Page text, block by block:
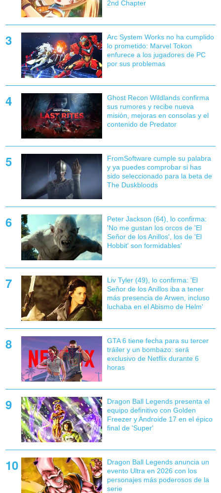
2nd Chapter
Arc System Works no ha cumplido
lo prometido: Marvel Tokon
enfurece a los jugadores de PC
por sus problemas
Ghost Recon Wildlands confirma
sus rumores y recibe nueva
misión, mejoras en consolas y el
contenido de Predator
FromSoftware cumple su palabra
y ya puedes comprobar si has
sido seleccionado para la beta de
The Duskbloods
Peter Jackson (64), lo confirma:
'No me gustan los orcos de 'El
Señor de los Anillos', los de 'El
Hobbit' son formidables'
Liv Tyler (49), lo confirma: 'El
Señor de los Anillos iba a tener
más presencia de Arwen, incluso
luchaba en el Abismo de Helm'
GTA 6 tiene fecha para su tercer
tráiler y un bombazo: será
exclusivo de Netflix durante 6
horas
Dragon Ball Legends presenta el
equipo definitivo con Golden
Freezer y Androide 17 en el épico
final de 'Super'
Dragon Ball Legends anuncia un
evento Ultra en 2026 con los
personajes más poderosos de la
serie